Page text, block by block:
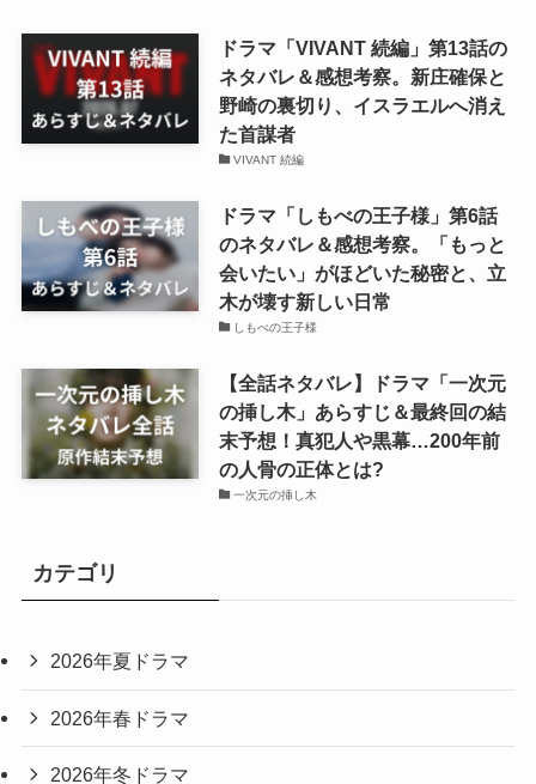
ドラマ「VIVANT 続編」第13話の
ネタバレ＆感想考察。新庄確保と
野崎の裏切り、イスラエルへ消え
た首謀者
VIVANT 続編
ドラマ「しもべの王子様」第6話
のネタバレ＆感想考察。「もっと
会いたい」がほどいた秘密と、立
木が壊す新しい日常
しもべの王子様
【全話ネタバレ】ドラマ「一次元
の挿し木」あらすじ＆最終回の結
末予想！真犯人や黒幕…200年前
の人骨の正体とは?
一次元の挿し木
カテゴリ
2026年夏ドラマ
2026年春ドラマ
2026年冬ドラマ